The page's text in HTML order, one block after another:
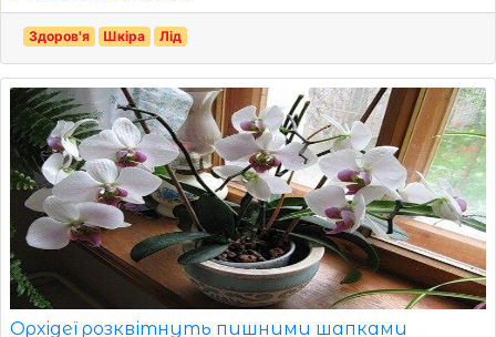
Здоров'я Шкіра Лід
Орхідеї розквітнуть пишними шапками